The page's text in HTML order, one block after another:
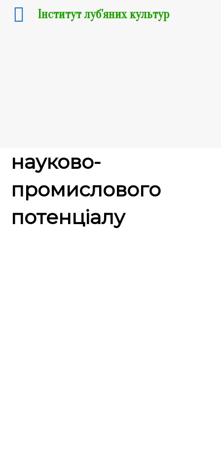
науково-
промислового
потенціалу
Інститут луб'яних культур